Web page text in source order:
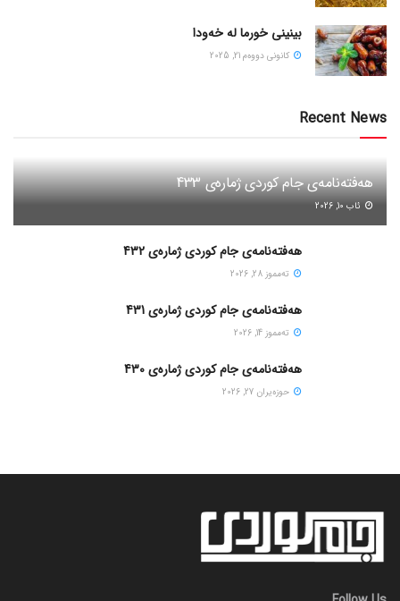
بینینی خورما لە خەودا
كانونی دووه‌م 21, 2025
Recent News
هەفتەنامەی جام کوردی ژمارەی 433
ئاب 10, 2026
هەفتەنامەی جام کوردی ژمارەی 432
ته‌مموز 28, 2026
هەفتەنامەی جام کوردی ژمارەی 431
ته‌مموز 14, 2026
هەفتەنامەی جام کوردی ژمارەی 430
حوزه‌یران 27, 2026